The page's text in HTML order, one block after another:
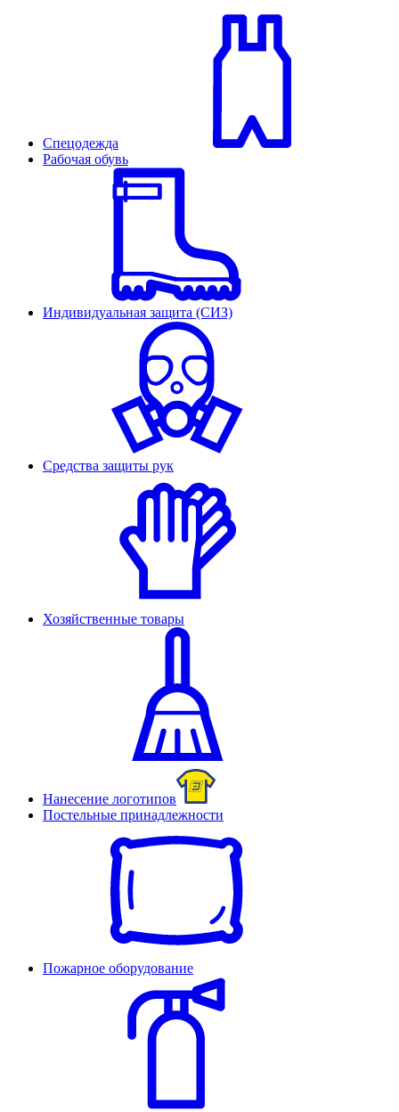
Спецодежда
Рабочая обувь
Индивидуальная защита (СИЗ)
Средства защиты рук
Хозяйственные товары
Нанесение логотипов
Постельные принадлежности
Пожарное оборудование